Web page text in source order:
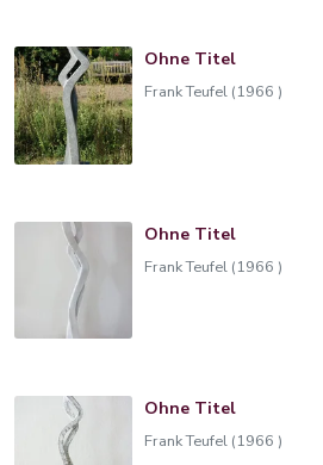
Ohne Titel
Frank Teufel (1966 )
Ohne Titel
Frank Teufel (1966 )
Ohne Titel
Frank Teufel (1966 )